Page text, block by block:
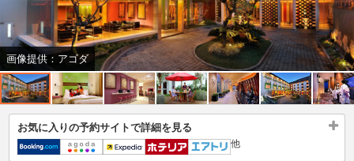
画像提供：アゴダ
お気に入りの予約サイトで詳細を見る
他